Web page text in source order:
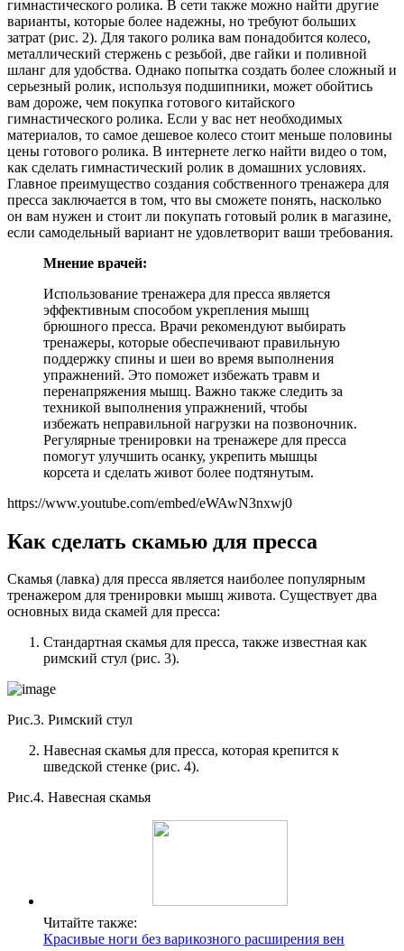
гимнастического ролика. В сети также можно найти другие
варианты, которые более надежны, но требуют больших
затрат (рис. 2). Для такого ролика вам понадобится колесо,
металлический стержень с резьбой, две гайки и поливной
шланг для удобства. Однако попытка создать более сложный и
серьезный ролик, используя подшипники, может обойтись
вам дороже, чем покупка готового китайского
гимнастического ролика. Если у вас нет необходимых
материалов, то самое дешевое колесо стоит меньше половины
цены готового ролика. В интернете легко найти видео о том,
как сделать гимнастический ролик в домашних условиях.
Главное преимущество создания собственного тренажера для
пресса заключается в том, что вы сможете понять, насколько
он вам нужен и стоит ли покупать готовый ролик в магазине,
если самодельный вариант не удовлетворит ваши требования.
Мнение врачей:
Использование тренажера для пресса является
эффективным способом укрепления мышц
брюшного пресса. Врачи рекомендуют выбирать
тренажеры, которые обеспечивают правильную
поддержку спины и шеи во время выполнения
упражнений. Это поможет избежать травм и
перенапряжения мышц. Важно также следить за
техникой выполнения упражнений, чтобы
избежать неправильной нагрузки на позвоночник.
Регулярные тренировки на тренажере для пресса
помогут улучшить осанку, укрепить мышцы
корсета и сделать живот более подтянутым.
https://www.youtube.com/embed/eWAwN3nxwj0
Как сделать скамью для пресса
Скамья (лавка) для пресса является наиболее популярным
тренажером для тренировки мышц живота. Существует два
основных вида скамей для пресса:
Стандартная скамья для пресса, также известная как
римский стул (рис. 3).
Рис.3. Римский стул
Навесная скамья для пресса, которая крепится к
шведской стенке (рис. 4).
Рис.4. Навесная скамья
Читайте также:
Красивые ноги без варикозного расширения вен